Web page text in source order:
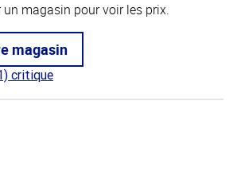
magasin pour voir les prix.
magasin
critique